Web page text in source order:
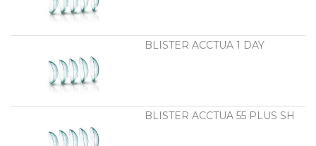
BLISTER ACCTUA 1 DAY
BLISTER ACCTUA 55 PLUS SH